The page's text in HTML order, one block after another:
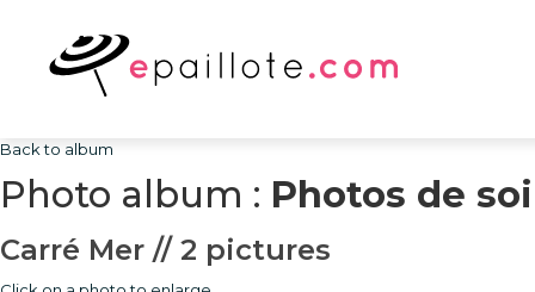
Back to album
Photo album : Photos de
Carré Mer // 2 pictures